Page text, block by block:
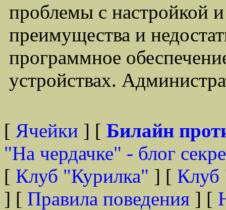
проблемы с настройкой
преимущества и
программное
устройствах.
[ Ячейки ] [ Билайн
"На чердачке" - блог
[ Клуб "Курилка" ] [ Клуб
] [ Правила поведения ] [